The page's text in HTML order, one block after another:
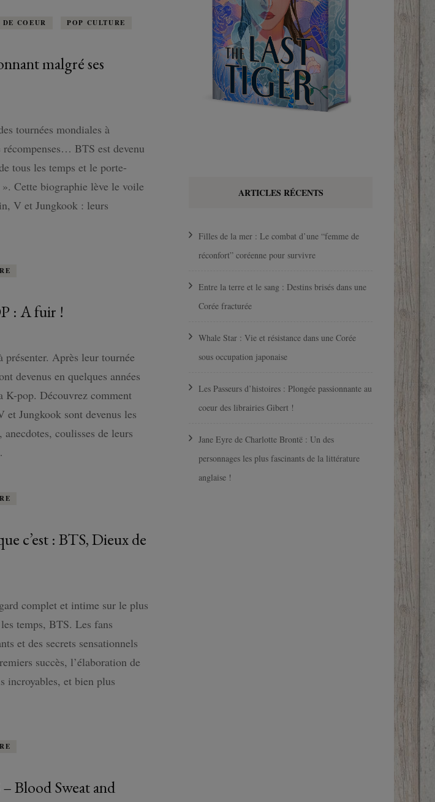
DE COEUR
POP CULTURE
malgré ses
tournées mondiales à
BTS est devenu
tous les temps et le porte-
Cette biographie lève le voile
V et Jungkook : leurs
: A fuir !
présenter. Après leur tournée
devenus en quelques années
K-pop. Découvrez comment
Jungkook sont devenus les
coulisses de leurs
c’est : BTS, Dieux de
complet et intime sur le plus
temps, BTS. Les fans
et des secrets sensationnels
succès, l’élaboration de
incroyables, et bien plus
Blood Sweat and
ARTICLES RÉCENTS
Filles de la mer : Le combat d’une “femme de
réconfort” coréenne pour survivre
Entre la terre et le sang : Destins brisés dans une
Corée fracturée
Whale Star : Vie et résistance dans une Corée
sous occupation japonaise
Les Passeurs d’histoires : Plongée passionnante au
coeur des librairies Gibert !
Jane Eyre de Charlotte Brontë : Un des
personnages les plus fascinants de la littérature
anglaise !